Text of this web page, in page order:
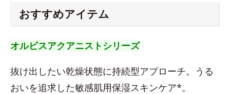
おすすめアイテム
オルビスアクアニストシリーズ
抜け出したい乾燥状態に持続型アプローチ。うる
おいを追求した敏感肌用保湿スキンケア*。